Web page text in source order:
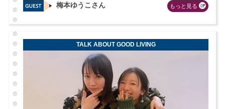
梅本ゆうこさん もっと見る
TALK ABOUT GOOD LIVING